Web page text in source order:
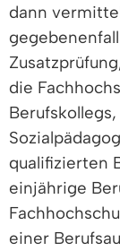
dann
die
qualifizierten
einjährige
einer